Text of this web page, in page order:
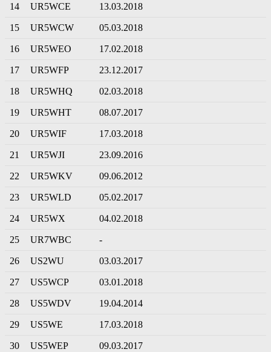
14 UR5WCE 13.03.2018
15 UR5WCW 05.03.2018
16 UR5WEO 17.02.2018
17 UR5WFP 23.12.2017
18 UR5WHQ 02.03.2018
19 UR5WHT 08.07.2017
20 UR5WIF 17.03.2018
21 UR5WJI 23.09.2016
22 UR5WKV 09.06.2012
23 UR5WLD 05.02.2017
24 UR5WX 04.02.2018
25 UR7WBC -
26 US2WU 03.03.2017
27 US5WCP 03.01.2018
28 US5WDV 19.04.2014
29 US5WE 17.03.2018
30 US5WEP 09.03.2017